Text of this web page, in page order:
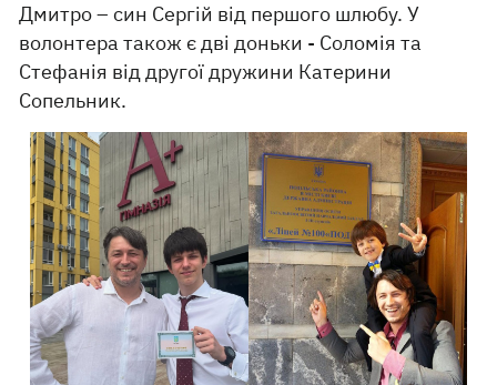
Дмитро – син Сергій від першого шлюбу. У
волонтера також є дві доньки - Соломія та
Стефанія від другої дружини Катерини
Сопельник.